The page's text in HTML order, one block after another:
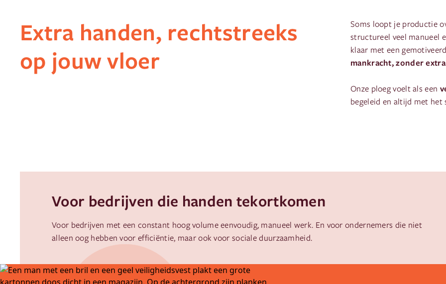
Extra handen, rechtstreeks
op jouw vloer
Soms loopt je productie
structureel veel manueel
klaar met een
mankracht, zonder
Onze ploeg voelt als een
begeleid en altijd met het
Voor bedrijven die handen tekortkomen
Voor bedrijven met een constant hoog volume eenvoudig, manueel werk. En voor ondernemers die niet
alleen oog hebben voor efficiëntie, maar ook voor sociale duurzaamheid.